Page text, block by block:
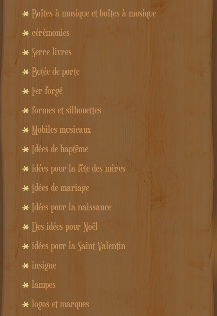
Boîtes à musique et boîtes à musique
cérémonies
Serre-livres
Butée de porte
Fer forgé
formes et silhouettes
Mobiles musicaux
Idées de baptême
idées pour la fête des mères
Idées de mariage
Idées pour la naissance
Des idées pour Noël
idées pour la Saint Valentin
insigne
lampes
logos et marques